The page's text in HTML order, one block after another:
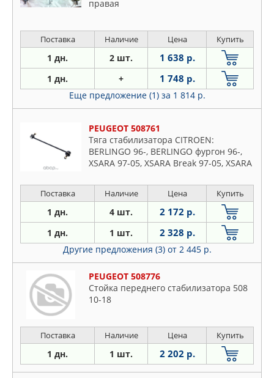
правая
Поставка Наличие Цена Купить
1 дн. 2 шт. 1 638 р.
1 дн. + 1 748 р.
Еще предложение (1) за 1 814 р.
PEUGEOT 508761
Тяга стабилизатора CITROEN:
BERLINGO 96-, BERLINGO фургон 96-,
XSARA 97-05, XSARA Break 97-05, XSARA
фургон 00-05, ZX 91-97, ZX Brea
Поставка Наличие Цена Купить
1 дн. 4 шт. 2 172 р.
1 дн. 1 шт. 2 328 р.
Другие предложения (3) от 2 445 р.
PEUGEOT 508776
Стойка переднего стабилизатора 508
10-18
Поставка Наличие Цена Купить
1 дн. 1 шт. 2 202 р.